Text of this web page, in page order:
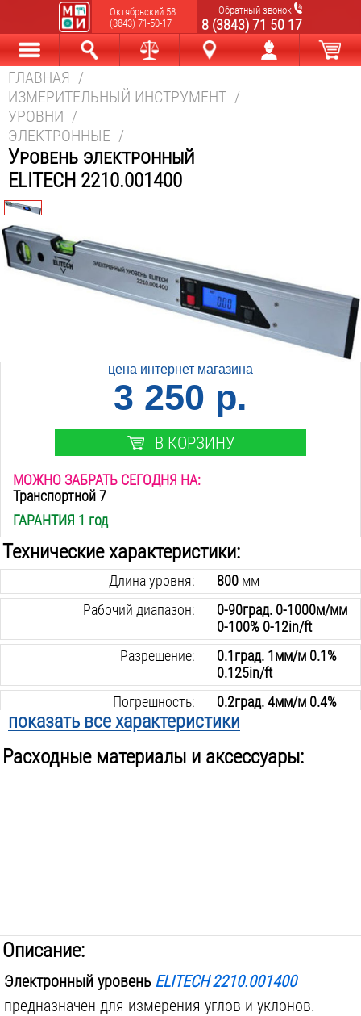
Октябрьский 58
(3843) 71-50-17
Обратный звонок
8 (3843) 71 50 17
Каталог Найти
ГЛАВНАЯ /
ИЗМЕРИТЕЛЬНЫЙ ИНСТРУМЕНТ /
УРОВНИ /
ЭЛЕКТРОННЫЕ /
Уровень электронный
ELITECH 2210.001400
цена интернет магазина
3 250 р.
В КОРЗИНУ
МОЖНО ЗАБРАТЬ СЕГОДНЯ НА:
Транспортной 7
ГАРАНТИЯ 1 год
Технические характеристики:
Длина уровня: 800мм
Рабочий диапазон:
0-90град. 0-1000м/мм
0-100% 0-12in/ft
Разрешение:
0.1град. 1мм/м 0.1%
0.125in/ft
Погрешность:
0.2град. 4мм/м 0.4%
0.125in/ft
показать все характеристики
Расходные материалы и аксессуары:
Описание:
Электронный уровень ELITECH 2210.001400
предназначен для измерения углов и уклонов.